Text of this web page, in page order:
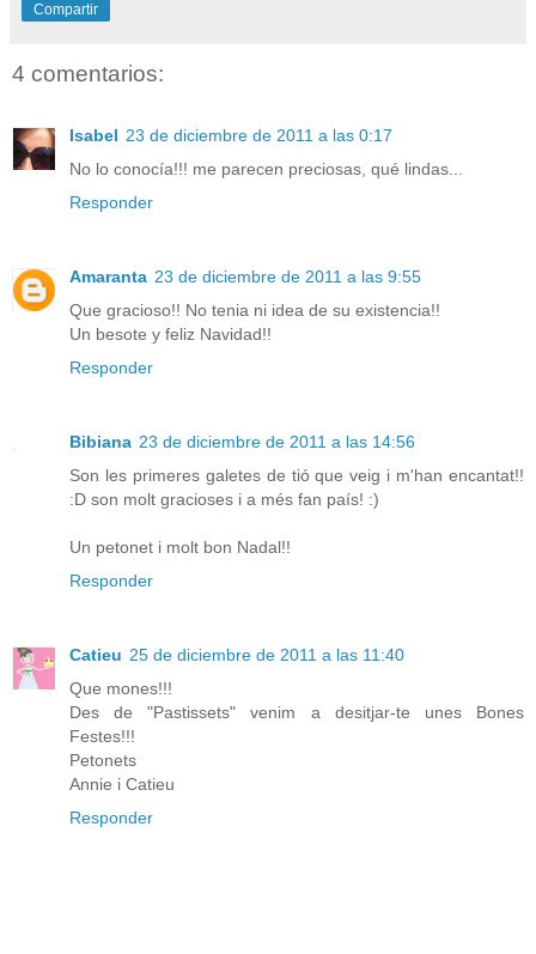
Compartir
4 comentarios:
Isabel 23 de diciembre de 2011 a las 0:17
No lo conocía!!! me parecen preciosas, qué lindas...
Responder
Amaranta 23 de diciembre de 2011 a las 9:55
Que gracioso!! No tenia ni idea de su existencia!!
Un besote y feliz Navidad!!
Responder
Bibiana 23 de diciembre de 2011 a las 14:56
Son les primeres galetes de tió que veig i m'han encantat!!
:D son molt gracioses i a més fan país! :)
Un petonet i molt bon Nadal!!
Responder
Catieu 25 de diciembre de 2011 a las 11:40
Que mones!!!
Des de "Pastissets" venim a desitjar-te unes Bones
Festes!!!
Petonets
Annie i Catieu
Responder